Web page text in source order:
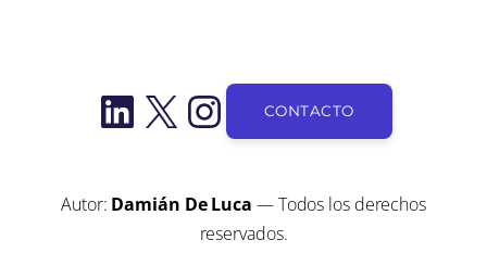
LinkedIn
X Instagram
CONTACTO
Autor: Damián De Luca — Todos los derechos
reservados.